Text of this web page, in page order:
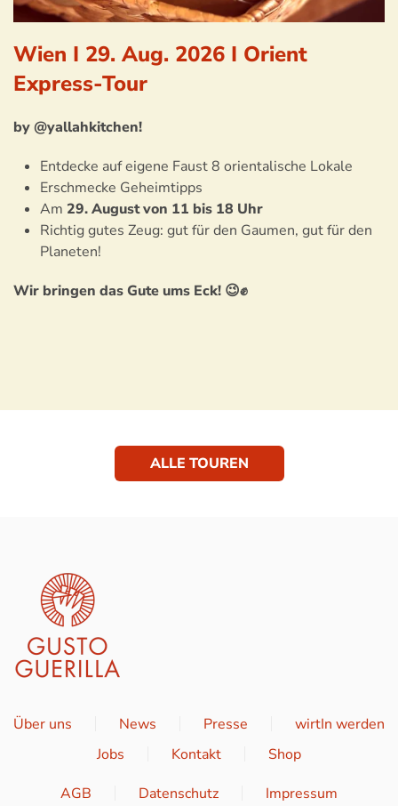
Wien I 29. Aug. 2026 I Orient
Express-Tour
by @yallahkitchen!
Entdecke auf eigene Faust 8 orientalische Lokale
Erschmecke Geheimtipps
Am 29. Augustvon 11 bis 18 Uhr
Richtig gutes Zeug: gut für den Gaumen, gut für den
Planeten!
Wir bringen das Gute ums Eck! 😉✊
ALLE TOUREN
Über uns News Presse
wirtIn werden
Jobs
Kontakt
Shop
AGB
Datenschutz Impressum